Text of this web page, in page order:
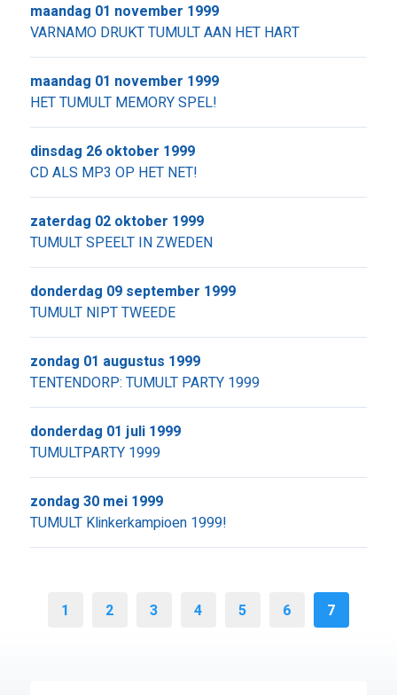
VARNAMO DRUKT TUMULT AAN HET HART
maandag 01 november 1999
HET TUMULT MEMORY SPEL!
maandag 01 november 1999
CD ALS MP3 OP HET NET!
dinsdag 26 oktober 1999
TUMULT SPEELT IN ZWEDEN
zaterdag 02 oktober 1999
TUMULT NIPT TWEEDE
donderdag 09 september 1999
TENTENDORP: TUMULT PARTY 1999
zondag 01 augustus 1999
TUMULTPARTY 1999
donderdag 01 juli 1999
TUMULT Klinkerkampioen 1999!
zondag 30 mei 1999
1 2 3 4 5 6 7